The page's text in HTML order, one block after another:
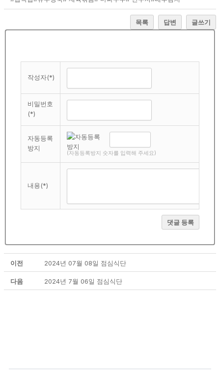
목록 답변 글쓰기
작성자(*)
비밀번호
(*)
자동등록
방지
(자동등록방지 숫자를 입력해 주세요)
내용(*)
댓글 등록
이전 2024년 07월 08일 점심식단
다음 2024년 7월 06일 점심식단